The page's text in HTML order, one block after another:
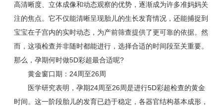
高清晰度、立体成像和动态观察的优势，逐渐成为许多准妈妈关
注的焦点。它不仅能清晰呈现胎儿的生长发育情况，还能捕捉到
宝宝在子宫内的实时动态，为产前筛查提供了更可靠的依据。然
而，这项检查并非随时都能进行，选择合适的时间段至关重要。
那么，孕期何时做5D彩超最合适呢?
黄金窗口期：24周至26周
医学研究表明，孕期24周至26周是进行5D彩超检查的黄金
时间。这一阶段胎儿的发育已趋于稳定，各器官结构基本成形，